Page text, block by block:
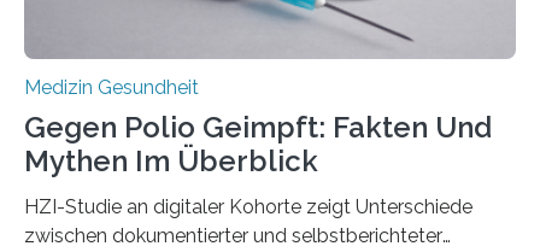
Medizin Gesundheit
Gegen Polio Geimpft: Fakten Und
Mythen Im Überblick
HZI-Studie an digitaler Kohorte zeigt Unterschiede
zwischen dokumentierter und selbstberichteter